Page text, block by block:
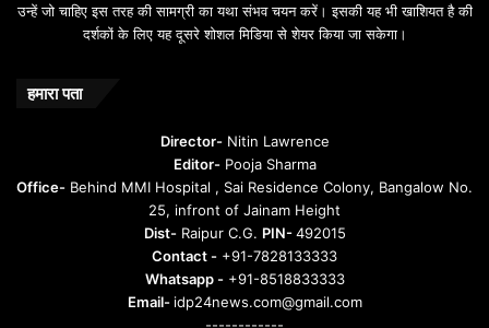
उन्हें जो चाहिए इस तरह की सामग्री का यथा संभव चयन करें। इसकी यह भी खाशियत है की
दर्शकों के लिए यह दूसरे शोशल मिडिया से शेयर किया जा सकेगा।
हमारा पता
Director-Nitin Lawrence
Editor-Pooja Sharma
Office- Behind MMI Hospital , Sai Residence Colony, Bangalow No.
25, infront of Jainam Height
Dist-Raipur C.G. PIN-492015
Contact - +91-7828133333
Whatsapp -+91-8518833333
Email- idp24news.com@gmail.com
------------